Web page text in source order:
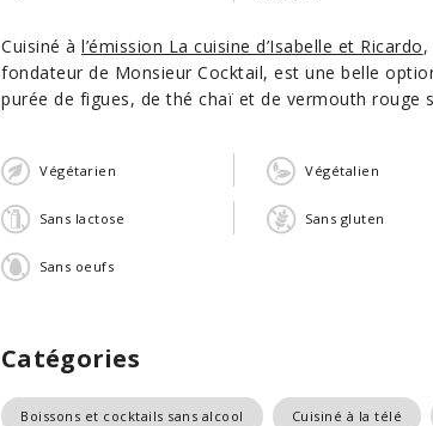
Cuisiné à l’émission La cuisine d’Isabelle et Ricardo
fondateur de Monsieur Cocktail, est une belle
purée de figues, de thé chaï et de vermouth rouge
Végétarien Végétalien
Sans lactose Sans gluten
Sans oeufs
Catégories
Boissons et cocktails sans alcool Cuisiné à la télé